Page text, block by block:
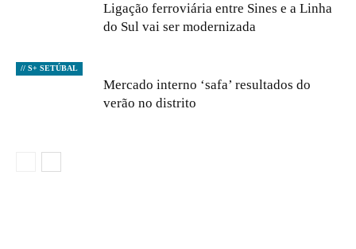
Ligação ferroviária entre Sines e a Linha
do Sul vai ser modernizada
// S+ SETÚBAL
Mercado interno ‘safa’ resultados do
verão no distrito